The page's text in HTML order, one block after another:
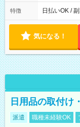
特徴 日払いOK /
気になる！
日用品の取付け
派遣 職種未経験OK